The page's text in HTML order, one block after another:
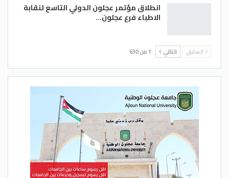
انطلاق مؤتمر عجلون الدولي التاسع لنقابة
الاطباء فرع عجلون…
السابق التالي 1 من 630